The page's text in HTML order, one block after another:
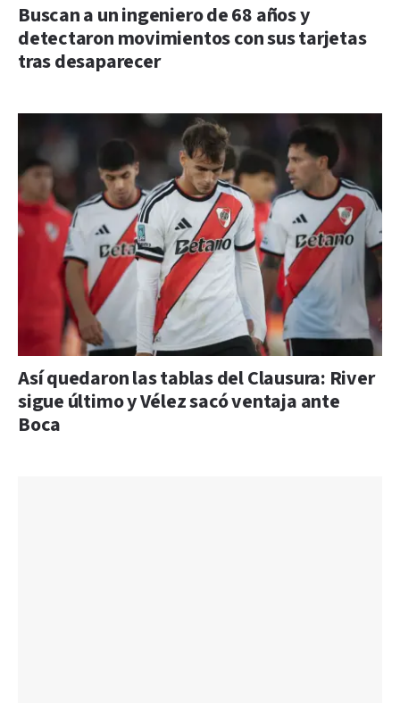
Buscan a un ingeniero de 68 años y
detectaron movimientos con sus tarjetas
tras desaparecer
Así quedaron las tablas del Clausura: River
sigue último y Vélez sacó ventaja ante
Boca